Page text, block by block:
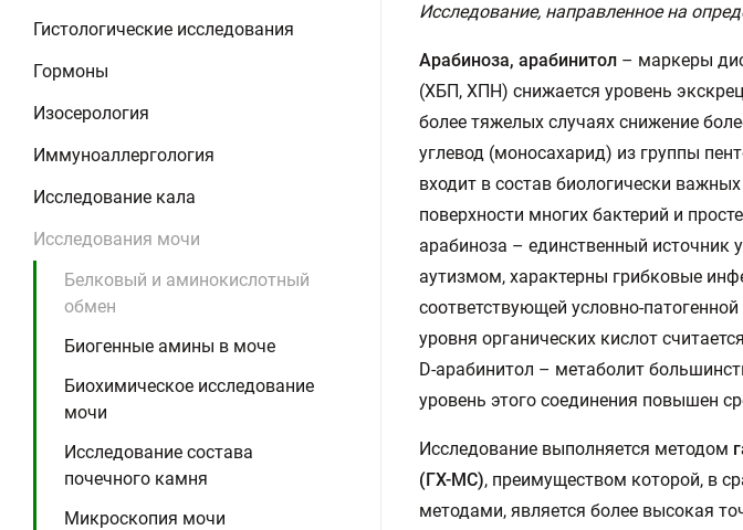
Гистологические исследования
Гормоны
Изосерология
Иммуноаллергология
Исследование кала
Исследования мочи
Белковый и аминокислотный
обмен
Биогенные амины в моче
Биохимическое исследование
мочи
Исследование состава
почечного камня
Микроскопия мочи
Исследование, направленное на
Арабиноза, арабинитол – маркеры
(ХБП, ХПН) снижается уровень
более тяжелых случаях снижение
углевод (моносахарид) из группы
входит в состав биологически
поверхности многих бактерий и
арабиноза – единственный источник
аутизмом, характерны грибковые
соответствующей условно-
уровня органических кислот
D-арабинитол – метаболит
уровень этого соединения повышен
Исследование выполняется методом
(ГХ-МС), преимуществом которой, в
методами, является более высокая